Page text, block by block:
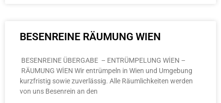
BESENREINE RÄUMUNG WIEN
BESENREINE ÜBERGABE – ENTRÜMPELUNG WİEN –
RÄUMUNG WİEN Wir entrümpeln in Wien und Umgebung
kurzfristig sowie zuverlässig. Alle Räumlichkeiten werden
von uns Besenrein an den